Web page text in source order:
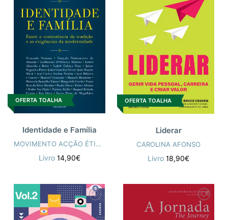
OFERTA TOALHA
Identidade e Família
MOVIMENTO ACÇÃO ÉTICA - MAE
Livro 14,90€
OFERTA TOALHA
Liderar
CAROLINA AFONSO
Livro18,90€